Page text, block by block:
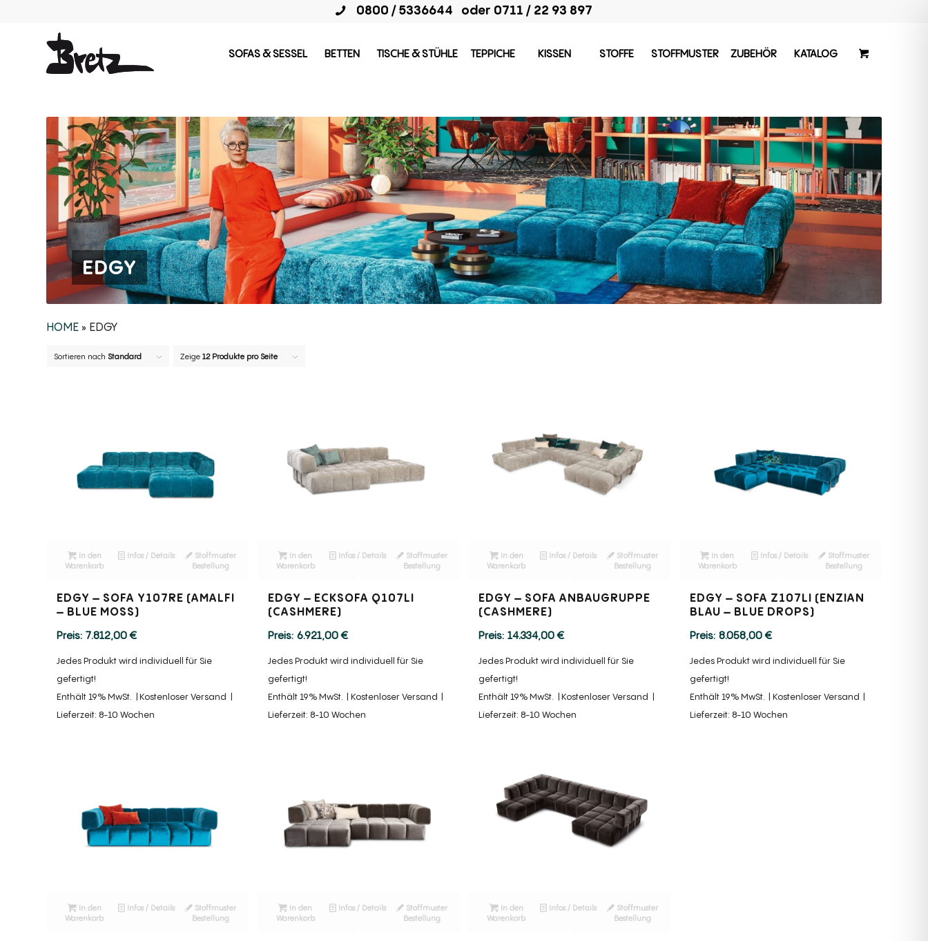
0800 / 5336644 oder 0711 / 22 93 897
SOFAS & SESSEL BETTEN TISCHE & STÜHLE TEPPICHE KISSEN STOFFE STOFFMUSTER ZUBEHÖR KATALOG
EDGY
HOME » EDGY
Sortieren nach Standard Zeige 12 Produkte pro Seite
In den
Warenkorb
Infos / Details
Stoffmuster
Bestellung
EDGY – SOFA Y107RE (AMALFI
– BLUE MOSS)
7.812,00€
Jedes Produkt wird individuell für Sie
gefertigt!
Enthält 19% MwSt.
Kostenloser Versand
Lieferzeit: 8-10 Wochen
In den
Warenkorb
Infos / Details
Stoffmuster
Bestellung
EDGY – ECKSOFA Q107LI
(CASHMERE)
6.921,00€
Jedes Produkt wird individuell für Sie
gefertigt!
Enthält 19% MwSt.
Kostenloser Versand
Lieferzeit: 8-10 Wochen
In den
Warenkorb
Infos / Details
Stoffmuster
Bestellung
EDGY – SOFA ANBAUGRUPPE
(CASHMERE)
14.334,00€
Jedes Produkt wird individuell für Sie
gefertigt!
Enthält 19% MwSt.
Kostenloser Versand
Lieferzeit: 8-10 Wochen
In den
Warenkorb
Infos / Details
Stoffmuster
Bestellung
EDGY – SOFA Z107LI (ENZIAN
BLAU – BLUE DROPS)
8.058,00€
Jedes Produkt wird individuell für Sie
gefertigt!
Enthält 19% MwSt.
Kostenloser Versand
Lieferzeit: 8-10 Wochen
In den
Warenkorb
Infos / Details
Stoffmuster
Bestellung
In den
Warenkorb
Infos / Details
Stoffmuster
Bestellung
In den
Warenkorb
Infos / Details
Stoffmuster
Bestellung